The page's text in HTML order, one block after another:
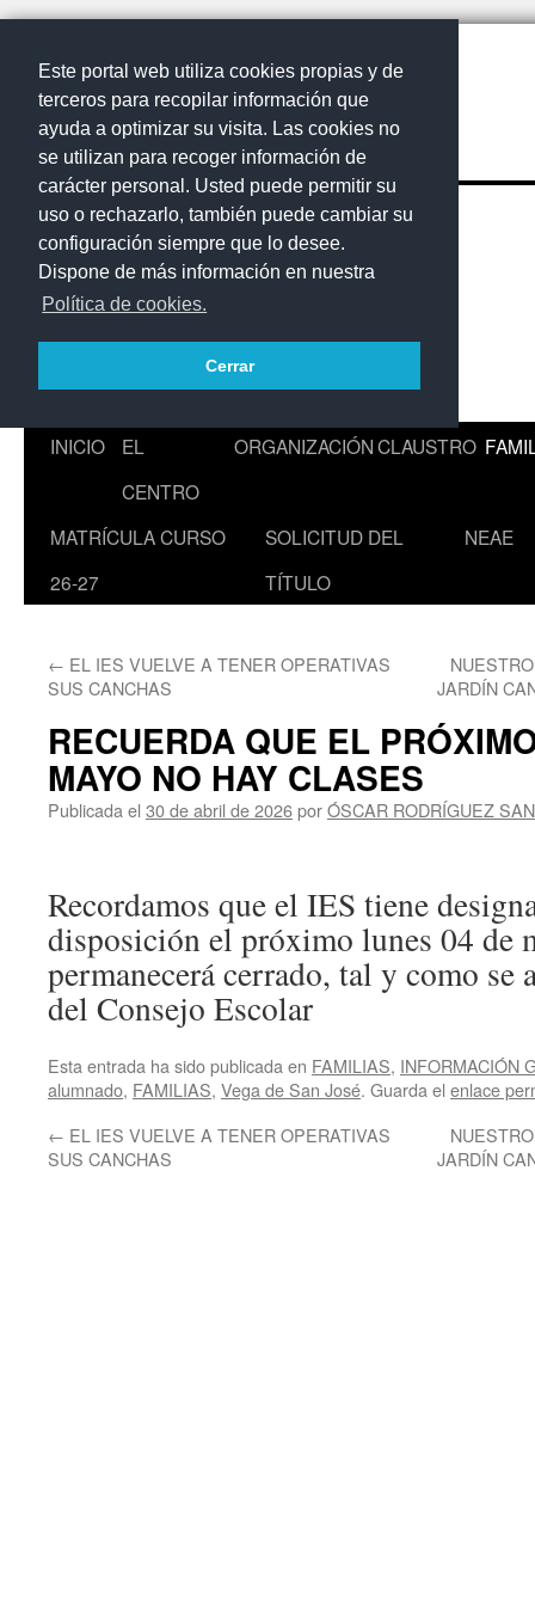
Este portal web utiliza cookies propias y de
terceros para recopilar información que
ayuda a optimizar su visita. Las cookies no
se utilizan para recoger información de
carácter personal. Usted puede permitir su
uso o rechazarlo, también puede cambiar su
configuración siempre que lo desee.
Dispone de más información en nuestra
Política de cookies.
Cerrar
Saltar
contenido
INICIO
EL
CENTRO
ORGANIZACIÓNCLAUSTRO
MATRÍCULA CURSO
26-27
SOLICITUD DEL
TÍTULO
NEAE
← EL IES VUELVE A TENER OPERATIVAS
SUS CANCHAS
JARDÍN
RECUERDA QUE EL
MAYO NO HAY CLASES
Publicada el 30 de abril de 2026porÓSCAR RODRÍGUEZ
Recordamos que el IES tiene
disposición el próximo lunes 04 de
permanecerá cerrado, tal y como se
del Consejo Escolar
Esta entrada ha sido publicada en FAMILIAS, INFORMACIÓN
alumnado, FAMILIAS, Vega de San José. Guarda el enlace
← EL IES VUELVE A TENER OPERATIVAS
SUS CANCHAS
JARDÍN